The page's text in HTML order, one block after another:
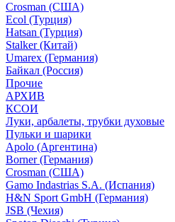
Crosman (США)
Ecol (Турция)
Hatsan (Турция)
Stalker (Китай)
Umarex (Германия)
Байкал (Россия)
Прочие
АРХИВ
КСОИ
Луки, арбалеты, трубки духовые
Пульки и шарики
Apolo (Аргентина)
Borner (Германия)
Crosman (США)
Gamo Indastrias S.A. (Испания)
H&N Sport GmbH (Германия)
JSB (Чехия)